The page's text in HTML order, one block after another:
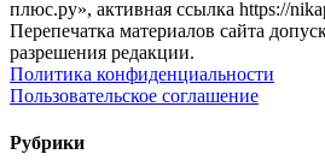
плюс.ру», активная ссылка https://
Перепечатка материалов сайта
разрешения редакции.
Политика конфиденциальности
Пользовательское соглашение
Рубрики